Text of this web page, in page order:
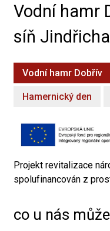
Vodní hamr
síň
Vodní hamr Dobřív
Hamernický den
Projekt revitalizace
spolufinancován z
co u nás